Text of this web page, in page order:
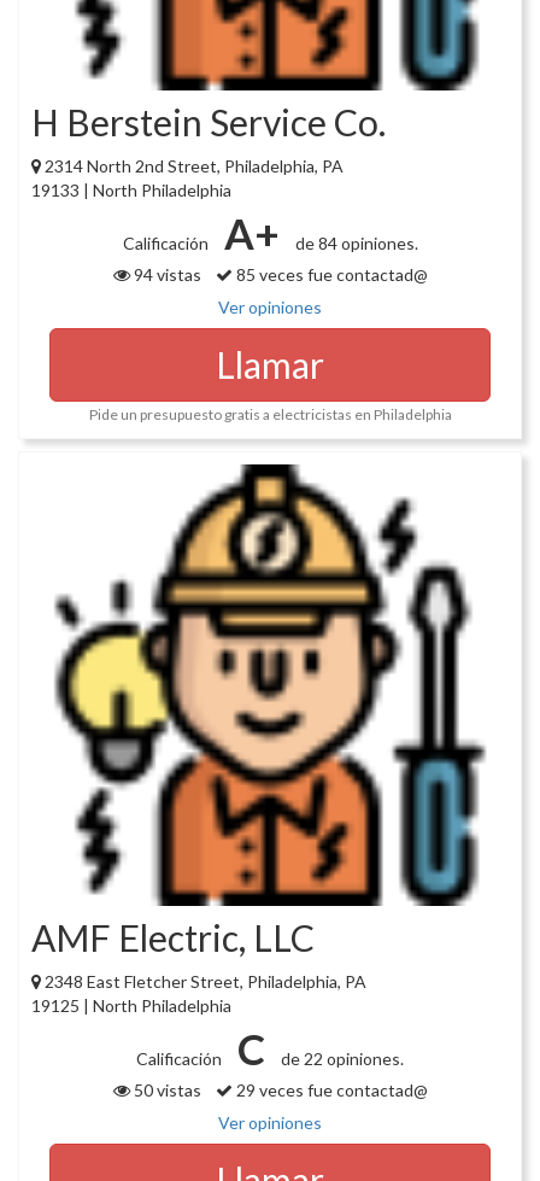
H Berstein Service Co.
2314 North 2nd Street, Philadelphia, PA
19133 | North Philadelphia
Calificación A+
de 84 opiniones.
94 vistas
85 veces fue contactad@
Ver opiniones
Llamar
Pide un presupuesto gratis a electricistas en Philadelphia
AMF Electric, LLC
2348 East Fletcher Street, Philadelphia, PA
19125 | North Philadelphia
Calificación C
de 22 opiniones.
50 vistas
29 veces fue contactad@
Ver opiniones